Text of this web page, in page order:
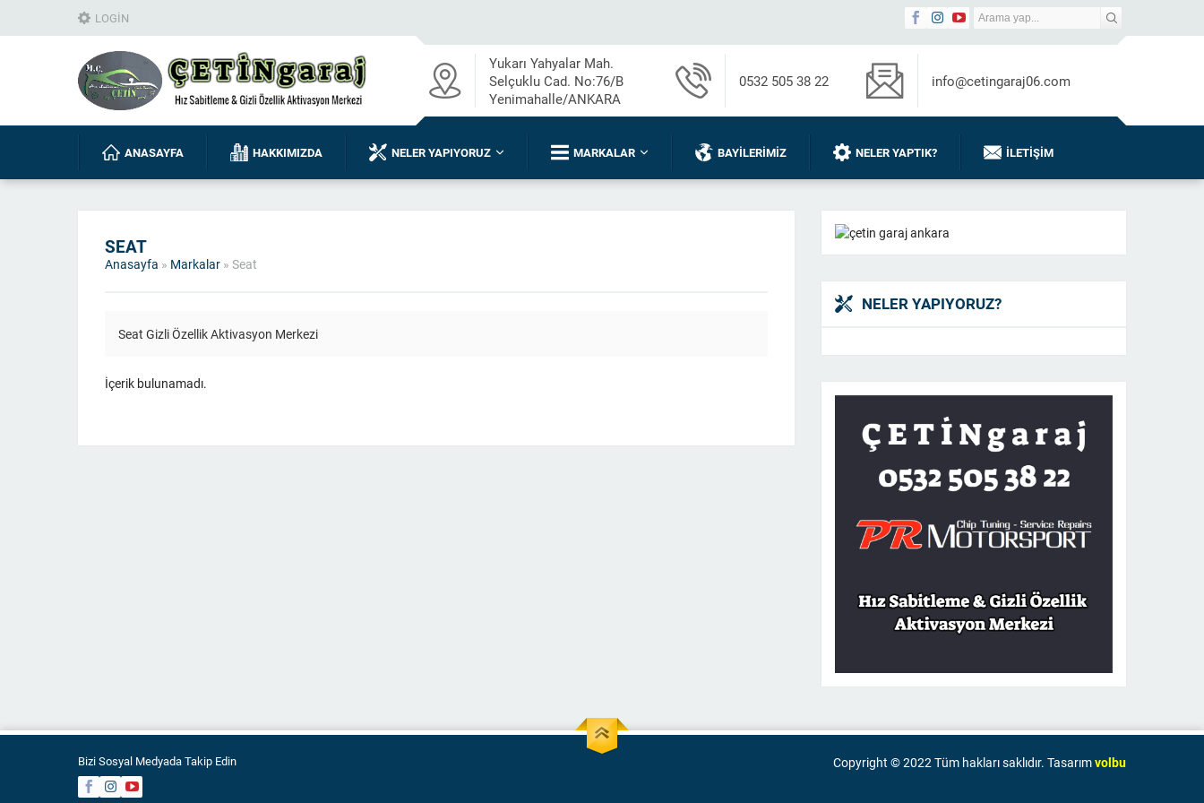
LOGIN
Yukarı Yahyalar Mah.
Selçuklu Cad. No:76/B
Yenimahalle/ANKARA
0532 505 38 22 info@cetingaraj06.com
ANASAYFA HAKKIMIZDA NELER YAPIYORUZ MARKALAR BAYILERIMIZ NELER YAPTIK? İLETIŞIM
SEAT
Anasayfa » Markalar » Seat
Seat Gizli Özellik Aktivasyon Merkezi
İçerik bulunamadı.
NELER YAPIYORUZ?
Bizi Sosyal Medyada Takip Edin Copyright © 2022 Tüm hakları saklıdır. Tasarımvolbu